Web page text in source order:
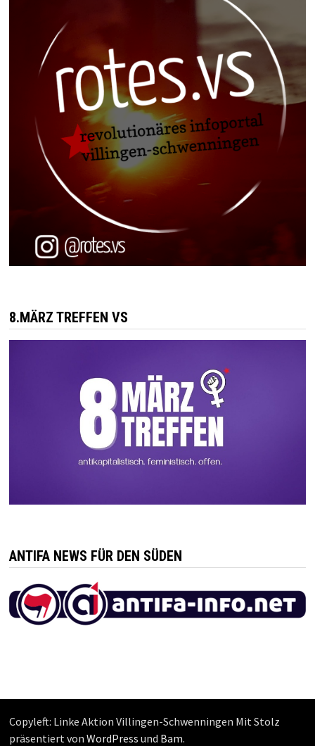
8.MÄRZ TREFFEN VS
ANTIFA NEWS FÜR DEN SÜDEN
Copyleft: Linke Aktion Villingen-Schwenningen Mit Stolz
präsentiert von WordPress und Bam.